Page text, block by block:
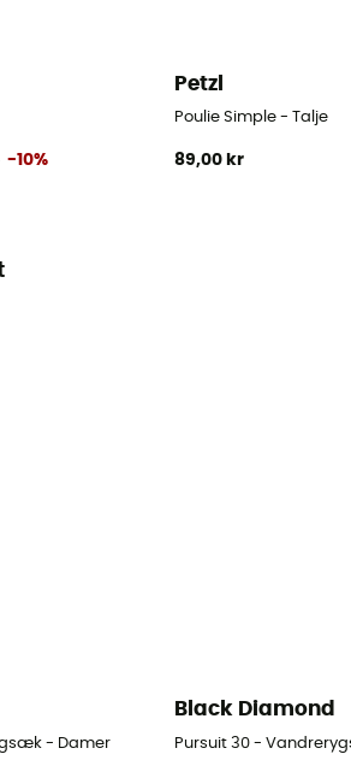
-10%
Petzl
Poulie Simple - Talje
89,00 kr
- Damer
Black Diamond
Pursuit 30 -